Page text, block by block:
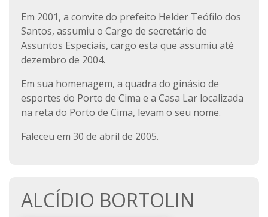
Em 2001, a convite do prefeito Helder Teófilo dos
Santos, assumiu o Cargo de secretário de
Assuntos Especiais, cargo esta que assumiu até
dezembro de 2004.
Em sua homenagem, a quadra do ginásio de
esportes do Porto de Cima e a Casa Lar localizada
na reta do Porto de Cima, levam o seu nome.
Faleceu em 30 de abril de 2005.
ALCÍDIO BORTOLIN